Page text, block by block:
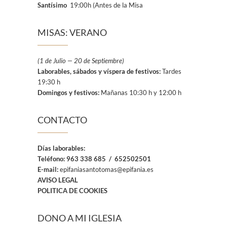
Santísimo 19:00h (Antes de la Misa
MISAS: VERANO
(1 de Julio — 20 de Septiembre)
Laborables, sábados y víspera de festivos:Tardes
19:30 h
Domingos y festivos: Mañanas 10:30 h y 12:00 h
CONTACTO
Días laborables:
Teléfono: 963 338 685 / 652502501
E-mail:epifaniasantotomas@epifania.es
AVISO LEGAL
POLITICA DE COOKIES
DONO A MI IGLESIA